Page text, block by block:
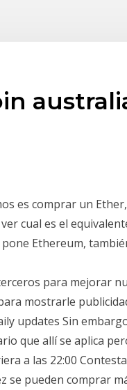
es comprar un
cual es el
Ethereum,
para mejorar
mostrarle
updates Sin
que allí se aplica
a las 22:00
se pueden comprar